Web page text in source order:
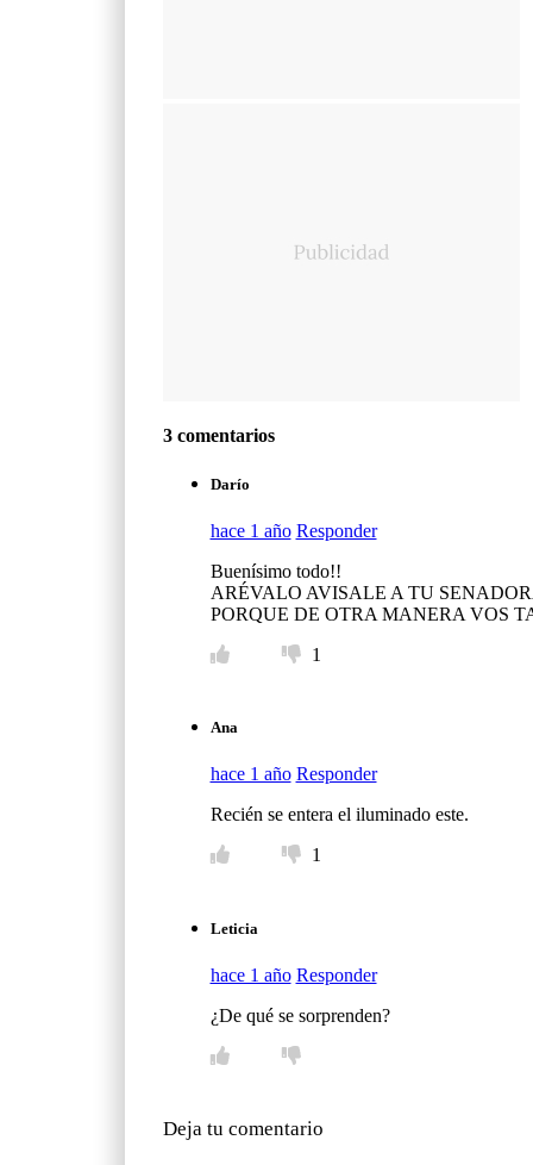
3 comentarios
Darío
hace 1 año Responder
Buenísimo todo!!
ARÉVALO AVISALE A TU
PORQUE DE OTRA MANERA VOS
1
Ana
hace 1 año Responder
Recién se entera el iluminado este.
1
Leticia
hace 1 año Responder
¿De qué se sorprenden?
Deja tu comentario